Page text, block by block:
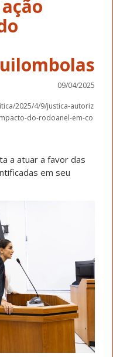
09/04/2025
2025/4/9/justica-autoriz
do-rodoanel-em-co
a atuar a favor das
em seu